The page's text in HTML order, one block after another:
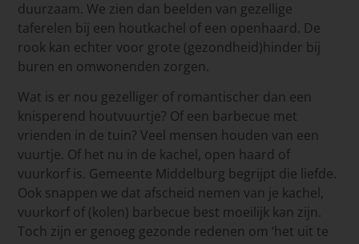
duurzaam. We zien dan beelden van gezellige
taferelen bij een houtkachel of een openhaard. De
rook kan echter voor grote (gezondheid)hinder bij
buren en omwonenden zorgen.
Wat is er nou gezelliger of romantischer dan een
knisperend houtvuurtje? Of een barbecue met
vrienden in de tuin? Veel mensen houden van een
vuurtje. Of het nu in de kachel, open haard of
vuurkorf is. Gemeente Middelburg begrijpt die liefde.
Ook snappen we dat afscheid nemen van je kachel,
vuurkorf of (kolen) barbecue best moeilijk kan zijn.
Toch zijn er genoeg gezonde redenen om ‘het uit te